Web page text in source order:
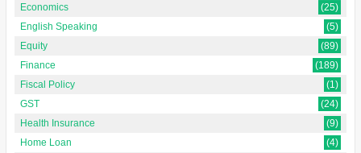
Economics
(25)
English Speaking
(5)
Equity
(89)
Finance
(189)
Fiscal Policy
(1)
GST
(24)
Health Insurance
(9)
Home Loan
(4)